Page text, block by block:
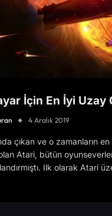
İçin En İyi Uzay
4 Aralık 2019
çıkan ve o zamanların
Atari, bütün
Ilk olarak Atari